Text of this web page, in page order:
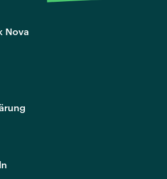
Nova